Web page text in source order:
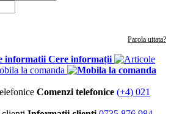
Parola uitata?
Cere informații
Comenzi telefonice (+4) 021